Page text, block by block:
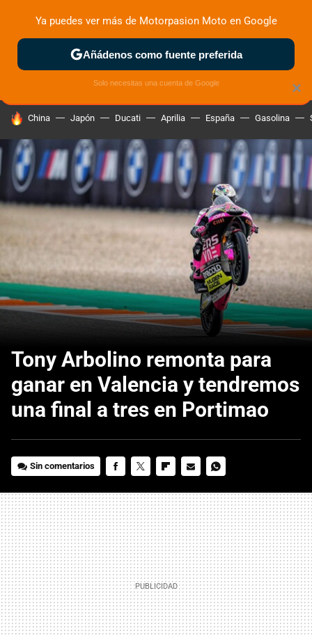
ZONA DE PRUEBAS DEPORTIVAS MOTOS ELÉCTRICAS
HOY SE HABLA DE
China Japón Ducati Aprilia España Gasolina
Tony Arbolino remonta para
ganar en Valencia y tendremos
una final a tres en Portimao
Sin comentarios
MAIL
×
Ya puedes ver más de Motorpasion Moto en Google
Añádenos como fuente preferida
Solo necesitas una cuenta de Google